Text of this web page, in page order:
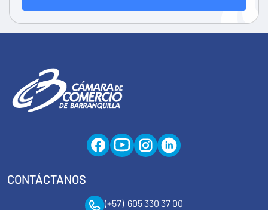
CONTÁCTANOS
(+57) 605 330 37 00